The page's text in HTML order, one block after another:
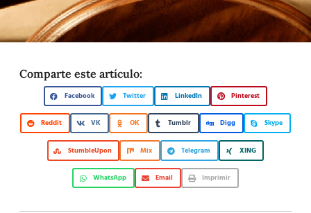
Comparte este artículo:
Facebook Twitter LinkedIn Pinterest
Reddit VK OK Tumblr Digg Skype
StumbleUpon Mix Telegram XING
WhatsApp Email Imprimir